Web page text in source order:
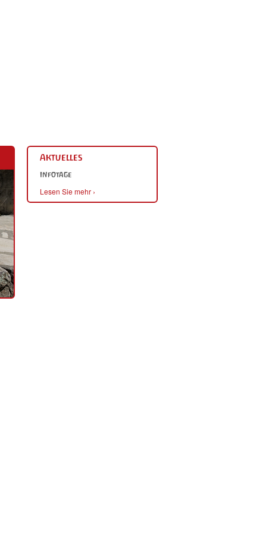
Aktuelles
Infotage
Lesen Sie mehr ›